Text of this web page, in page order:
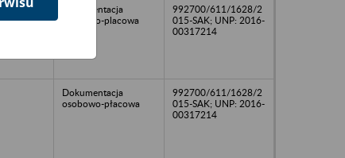
Dokumentacja
osobowo-placowa
992700/611/1628/2
015-SAK; UNP: 2016-
00317214
Dokumentacja
osobowo-płacowa
992700/611/1628/2
015-SAK; UNP: 2016-
00317214